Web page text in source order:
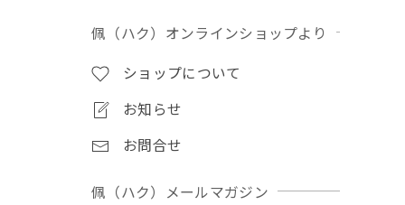
佩（ハク）オンラインショップより
ショップについて
お知らせ
お問合せ
佩（ハク）メールマガジン